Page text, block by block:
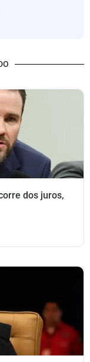
dos juros,